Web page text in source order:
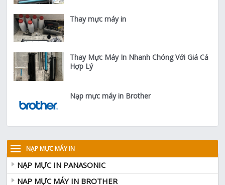
Thay mực máy in
Thay Mực Máy In Nhanh Chóng Với Giá Cả
Hợp Lý
Nạp mực máy in Brother
NẠP MỰC MÁY IN
NẠP MỰC IN PANASONIC
NAP MỰC MÁY IN BROTHER